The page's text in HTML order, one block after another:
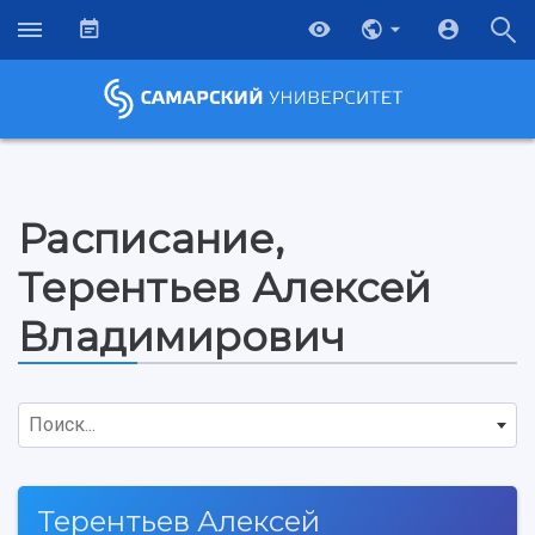
Расписание,
Терентьев Алексей
Владимирович
Поиск...
Терентьев Алексей